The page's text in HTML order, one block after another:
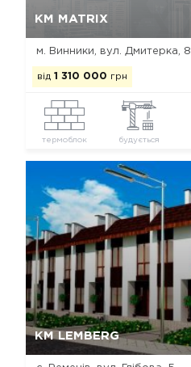
КМ MATRIX
м. Винники, вул. Дмитерка, 8
від 1 310 000 грн
термоблок будується
КМ LEMBERG
Так, видалити